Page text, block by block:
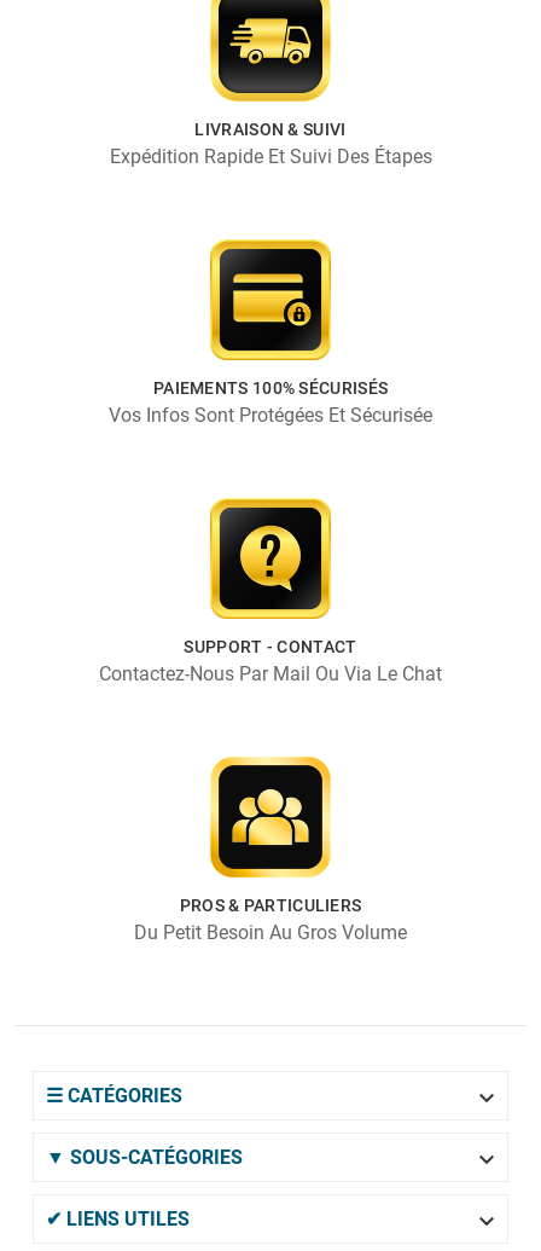
LIVRAISON & SUIVI
Expédition Rapide Et Suivi Des Étapes
PAIEMENTS 100% SÉCURISÉS
Vos Infos Sont Protégées Et Sécurisée
SUPPORT - CONTACT
Contactez-Nous Par Mail Ou Via Le Chat
PROS & PARTICULIERS
Du Petit Besoin Au Gros Volume
☰ CATÉGORIES 
▼ SOUS-CATÉGORIES 
✔ LIENS UTILES 